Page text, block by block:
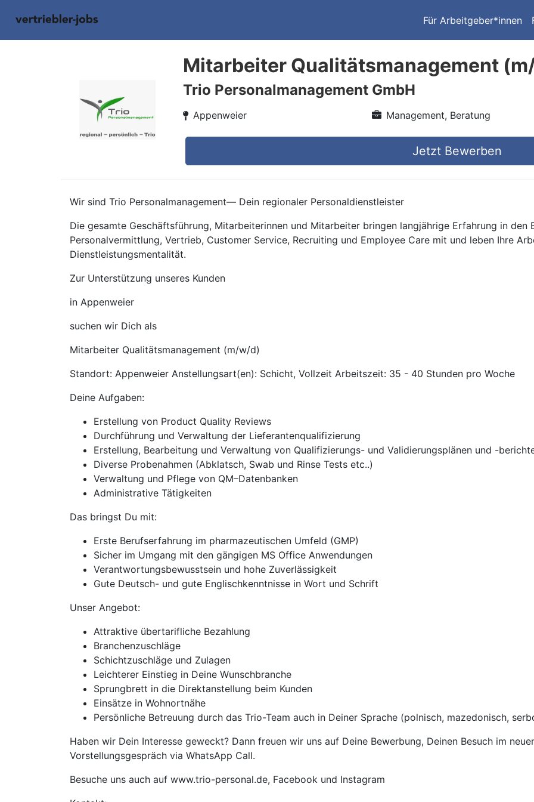
Für Arbeitgeber*innen
Mitarbeiter Qualitätsmanagement
Trio Personalmanagement GmbH
Appenweier Management, Beratung
Jetzt Bewerben
Wir sind Trio Personalmanagement— Dein regionaler Personaldienstleister
Die gesamte Geschäftsführung, Mitarbeiterinnen und Mitarbeiter bringen langjährige Erfahrung in den
Personalvermittlung, Vertrieb, Customer Service, Recruiting und Employee Care mit und leben Ihre
Dienstleistungsmentalität.
Zur Unterstützung unseres Kunden
in Appenweier
suchen wir Dich als
Mitarbeiter Qualitätsmanagement (m/w/d)
Standort: Appenweier Anstellungsart(en): Schicht, Vollzeit Arbeitszeit: 35 - 40 Stunden pro Woche
Deine Aufgaben:
Erstellung von Product Quality Reviews
Durchführung und Verwaltung der Lieferantenqualifizierung
Erstellung, Bearbeitung und Verwaltung von Qualifizierungs- und Validierungsplänen und -
Diverse Probenahmen (Abklatsch, Swab und Rinse Tests etc..)
Verwaltung und Pflege von QM–Datenbanken
Administrative Tätigkeiten
Das bringst Du mit:
Erste Berufserfahrung im pharmazeutischen Umfeld (GMP)
Sicher im Umgang mit den gängigen MS Office Anwendungen
Verantwortungsbewusstsein und hohe Zuverlässigkeit
Gute Deutsch- und gute Englischkenntnisse in Wort und Schrift
Unser Angebot:
Attraktive übertarifliche Bezahlung
Branchenzuschläge
Schichtzuschläge und Zulagen
Leichterer Einstieg in Deine Wunschbranche
Sprungbrett in die Direktanstellung beim Kunden
Einsätze in Wohnortnähe
Persönliche Betreuung durch das Trio-Team auch in Deiner Sprache (polnisch, mazedonisch,
Haben wir Dein Interesse geweckt? Dann freuen wir uns auf Deine Bewerbung, Deinen Besuch im
Vorstellungsgespräch via WhatsApp Call.
Besuche uns auch auf www.trio-personal.de, Facebook und Instagram